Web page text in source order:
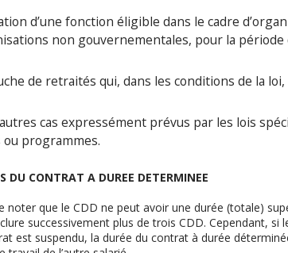
d’une fonction éligible dans le cadre
non gouvernementales, pour la période
de retraités qui, dans les conditions de la
cas expressément prévus par les lois
programmes.
DU CONTRAT A DUREE DETERMINEE
noter que le CDD ne peut avoir une durée (totale)
successivement plus de trois CDD. Cependant,
est suspendu, la durée du contrat à durée